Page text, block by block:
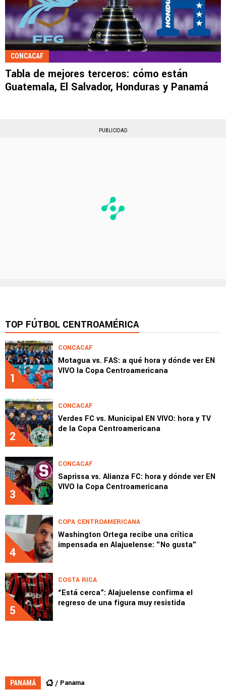
CONCACAF
Tabla de mejores terceros: cómo están
Guatemala, El Salvador, Honduras y Panamá
PUBLICIDAD
TOP FÚTBOL CENTROAMÉRICA
1
CONCACAF
Motagua vs. FAS: a qué hora y dónde ver EN
VIVO la Copa Centroamericana
2
CONCACAF
Verdes FC vs. Municipal EN VIVO: hora y TV
de la Copa Centroamericana
3
CONCACAF
Saprissa vs. Alianza FC: hora y dónde ver EN
VIVO la Copa Centroamericana
4
COPA CENTROAMERICANA
Washington Ortega recibe una crítica
impensada en Alajuelense: "No gusta"
5
COSTA RICA
“Está cerca”: Alajuelense confirma el
regreso de una figura muy resistida
PANAMÁ Panama